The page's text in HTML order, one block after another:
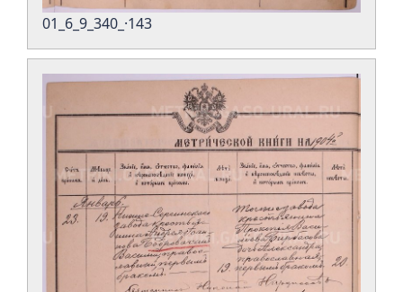
01_6_9_340_·143